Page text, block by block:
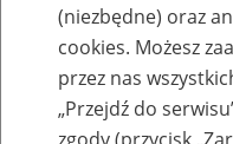
(niezbędne) oraz
cookies. Możesz
przez nas
„Przejdź do